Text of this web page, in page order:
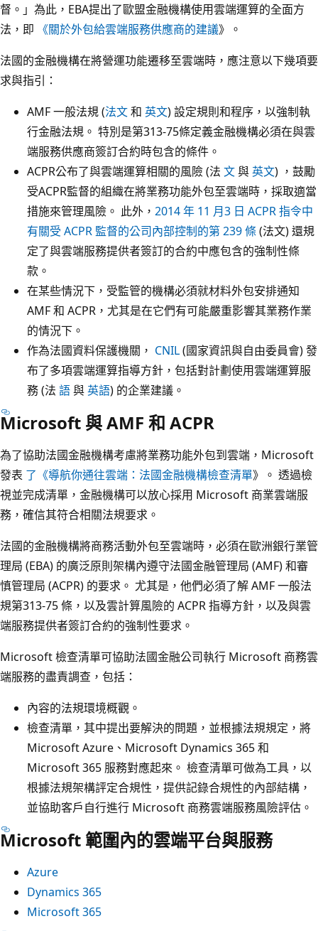
督。」為此，EBA提出了歐盟金融機構使用雲端運算的全面方
法，即 《關於外包給雲端服務供應商的建議》。
法國的金融機構在將營運功能遷移至雲端時，應注意以下幾項要
求與指引：
AMF 一般法規 (法文和 英文) 設定規則和程序，以強制執
行金融法規。 特別是第313-75條定義金融機構必須在與雲
端服務供應商簽訂合約時包含的條件。
ACPR公布了與雲端運算相關的風險 (法 文與英文) ，鼓勵
受ACPR監督的組織在將業務功能外包至雲端時，採取適當
措施來管理風險。 此外， 2014 年 11 月3 日 ACPR 指令中
有關受 ACPR 監督的公司內部控制的第 239 條(法文) 還規
定了與雲端服務提供者簽訂的合約中應包含的強制性條
款。
在某些情況下，受監管的機構必須就材料外包安排通知
AMF 和 ACPR，尤其是在它們有可能嚴重影響其業務作業
的情況下。
作為法國資料保護機關， CNIL(國家資訊與自由委員會) 發
布了多項雲端運算指導方針，包括對計劃使用雲端運算服
務 (法 語與英語) 的企業建議。
Microsoft 與 AMF 和 ACPR
為了協助法國金融機構考慮將業務功能外包到雲端，Microsoft
發表 了《導航你通往雲端：法國金融機構檢查清單》。 透過檢
視並完成清單，金融機構可以放心採用 Microsoft 商業雲端服
務，確信其符合相關法規要求。
法國的金融機構將商務活動外包至雲端時，必須在歐洲銀行業管
理局 (EBA) 的廣泛原則架構內遵守法國金融管理局 (AMF) 和審
慎管理局 (ACPR) 的要求。 尤其是，他們必須了解 AMF 一般法
規第313-75 條，以及雲計算風險的 ACPR 指導方針，以及與雲
端服務提供者簽訂合約的強制性要求。
Microsoft 檢查清單可協助法國金融公司執行 Microsoft 商務雲
端服務的盡責調查，包括：
內容的法規環境概觀。
檢查清單，其中提出要解決的問題，並根據法規規定，將
Microsoft Azure、Microsoft Dynamics 365 和
Microsoft 365 服務對應起來。 檢查清單可做為工具，以
根據法規架構評定合規性，提供記錄合規性的內部結構，
並協助客戶自行進行 Microsoft 商務雲端服務風險評估。
Microsoft 範圍內的雲端平台與服務
Azure
Dynamics 365
Microsoft 365